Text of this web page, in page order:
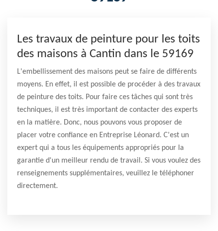
Les travaux de peinture pour les toits
des maisons à Cantin dans le 59169
L'embellissement des maisons peut se faire de différents
moyens. En effet, il est possible de procéder à des travaux
de peinture des toits. Pour faire ces tâches qui sont très
techniques, il est très important de contacter des experts
en la matière. Donc, nous pouvons vous proposer de
placer votre confiance en Entreprise Léonard. C'est un
expert qui a tous les équipements appropriés pour la
garantie d'un meilleur rendu de travail. Si vous voulez des
renseignements supplémentaires, veuillez le téléphoner
directement.